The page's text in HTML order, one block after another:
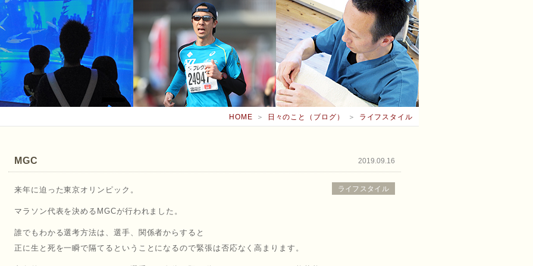
HOME ＞ 日々のこと（ブログ） ＞ ライフスタイル
2019.09.16
MGC
ライフスタイル
来年に迫った東京オリンピック。
マラソン代表を決めるMGCが行われました。
誰でもわかる選考方法は、選手、関係者からすると
正に生と死を一瞬で隔てるということになるので緊張は否応なく高まります。